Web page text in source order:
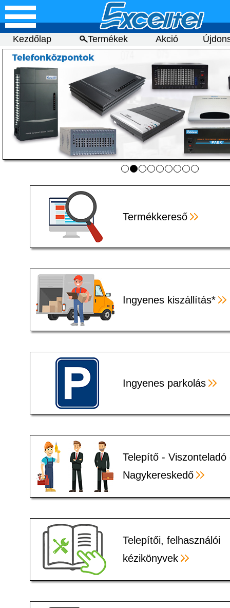
Kezdőlap Termékek Akció
Termékkereső
Ingyenes kiszállítás*
Ingyenes parkolás
Telepítő - Viszonteladó
Nagykereskedő
Telepítői, felhasználói
kézikönyvek